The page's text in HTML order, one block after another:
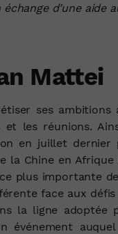
d’une aide
Mattei
ses
et les réunions.
en juillet
la Chine en
plus importante
face aux
la ligne
événement